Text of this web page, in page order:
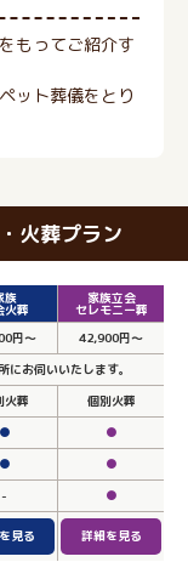
もってご紹介す
ット葬儀をとり
火葬プラン
族
火葬
家族立会
セレモニー葬
円～
42,900円～
お伺いいたします。
火葬
個別火葬
●
●
●
●
- ●
見る 詳細を見る